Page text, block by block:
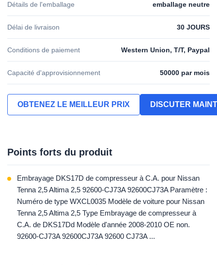
Détails de l'emballage emballage neutre
Délai de livraison 30 JOURS
Conditions de paiement Western Union, T/T, Paypal
Capacité d'approvisionnement 50000 par mois
OBTENEZ LE MEILLEUR PRIX DISCUTER
Points forts du produit
Embrayage DKS17D de compresseur à C.A. pour Nissan
Tenna 2,5 Altima 2,5 92600-CJ73A 92600CJ73A Paramètre :
Numéro de type WXCL0035 Modèle de voiture pour Nissan
Tenna 2,5 Altima 2,5 Type Embrayage de compresseur à
C.A. de DKS17Dd Modèle d'année 2008-2010 OE non.
92600-CJ73A 92600CJ73A 92600 CJ73A ...